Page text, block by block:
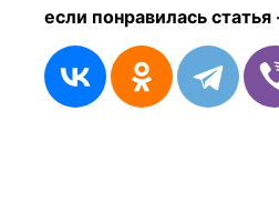
если понравилась статья